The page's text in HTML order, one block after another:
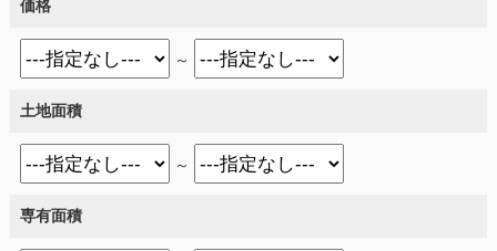
価格
～
土地面積
～
専有面積